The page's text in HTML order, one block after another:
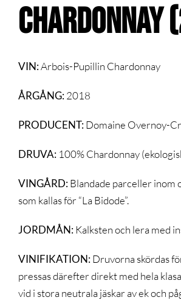
VIN:Arbois-Pupillin Chardonnay
ÅRGÅNG:2018
PRODUCENT:Domaine Overnoy-
DRUVA:100% Chardonnay
VINGÅRD:Blandade parceller inom
som kallas för “La Bidode”.
JORDMÅN:Kalksten och lera med
VINIFIKATION:Druvorna skördas
pressas därefter direkt med hela
vid i stora neutrala jäskar av ek och